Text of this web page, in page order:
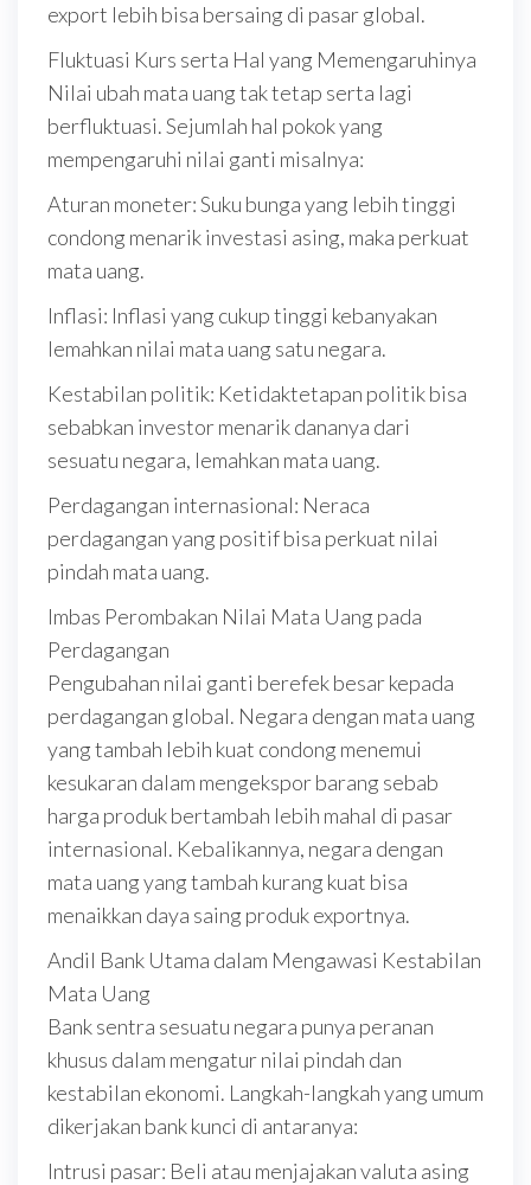
export lebih bisa bersaing di pasar global.
Fluktuasi Kurs serta Hal yang Memengaruhinya
Nilai ubah mata uang tak tetap serta lagi
berfluktuasi. Sejumlah hal pokok yang
mempengaruhi nilai ganti misalnya:
Aturan moneter: Suku bunga yang lebih tinggi
condong menarik investasi asing, maka perkuat
mata uang.
Inflasi: Inflasi yang cukup tinggi kebanyakan
lemahkan nilai mata uang satu negara.
Kestabilan politik: Ketidaktetapan politik bisa
sebabkan investor menarik dananya dari
sesuatu negara, lemahkan mata uang.
Perdagangan internasional: Neraca
perdagangan yang positif bisa perkuat nilai
pindah mata uang.
Imbas Perombakan Nilai Mata Uang pada
Perdagangan
Pengubahan nilai ganti berefek besar kepada
perdagangan global. Negara dengan mata uang
yang tambah lebih kuat condong menemui
kesukaran dalam mengekspor barang sebab
harga produk bertambah lebih mahal di pasar
internasional. Kebalikannya, negara dengan
mata uang yang tambah kurang kuat bisa
menaikkan daya saing produk exportnya.
Andil Bank Utama dalam Mengawasi Kestabilan
Mata Uang
Bank sentra sesuatu negara punya peranan
khusus dalam mengatur nilai pindah dan
kestabilan ekonomi. Langkah-langkah yang umum
dikerjakan bank kunci di antaranya:
Intrusi pasar: Beli atau menjajakan valuta asing